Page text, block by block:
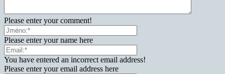
Please enter your comment!
Please enter your name here
You have entered an incorrect email address!
Please enter your email address here